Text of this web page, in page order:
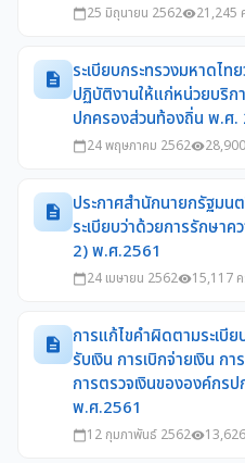
calendar_today25 มิถุนายน 2562visibility21,245
description
ระเบียบกระทรวงมหาดไท
ปฏิบัติงานให้แก่หน่วยบริ
ปกครองส่วนท้องถิ่น พ.ศ.
calendar_today24 พฤษภาคม 2562visibility
description
ประกาศสำนักนายกรัฐมน
ระเบียบว่าด้วยการรักษา
2) พ.ศ.2561
calendar_today24 เมษายน 2562visibility15,117
description
การแก้ไขคำผิดตามระเบี
รับเงิน การเบิกจ่ายเงิน ก
การตรวจเงินขององค์กร
พ.ศ.2561
calendar_today12 กุมภาพันธ์ 2562visibility